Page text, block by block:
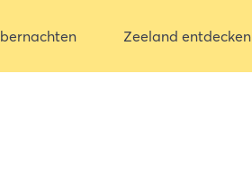
Zeeland entdecken